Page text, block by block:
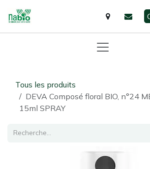
Tous les produits
DEVA Composé floral BIO, n°24
15ml SPRAY